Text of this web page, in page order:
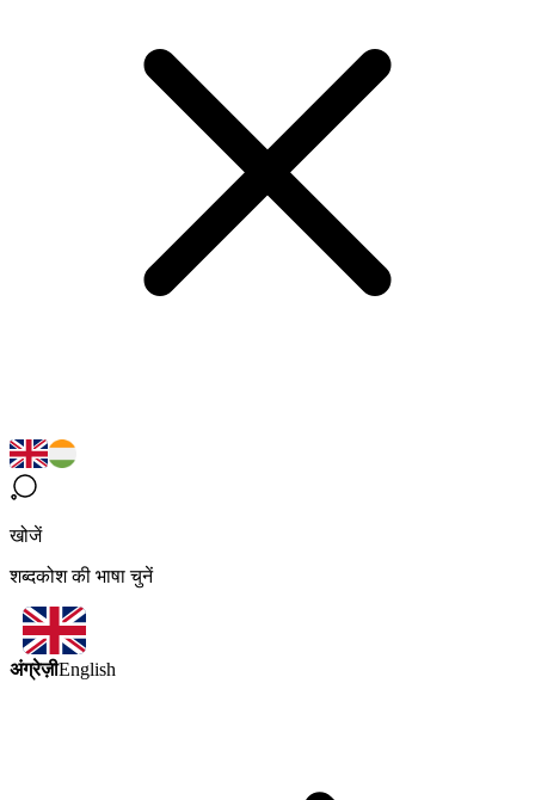
खोजें
शब्दकोश की भाषा चुनें
अंग्रेज़ीEnglish